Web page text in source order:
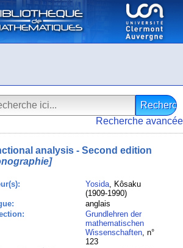
Recherche avancée
analysis - Second edition
Yosida, Kôsaku
(1909-1990)
anglais
Grundlehren der
mathematischen
Wissenschaften, n°
123